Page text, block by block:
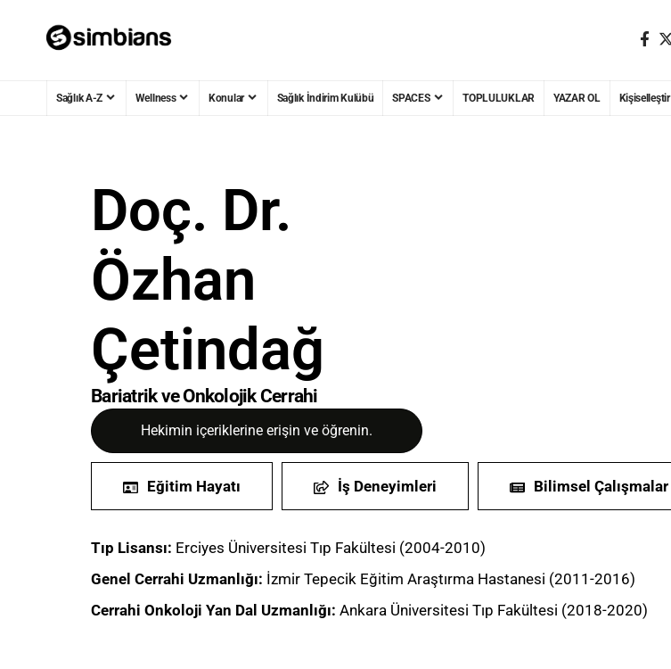
Sağlık A-Z Wellness Konular Sağlık İndirim Kulübü SPACES TOPLULUKLAR YAZAR OL Kişiselleştir
Doç. Dr.
Özhan
Çetindağ
Bariatrik ve Onkolojik Cerrahi
Hekimin içeriklerine erişin ve öğrenin.
Eğitim Hayatı İş Deneyimleri Bilimsel Çalışmalar
Tıp Lisansı: Erciyes Üniversitesi Tıp Fakültesi (2004-2010)
Genel Cerrahi Uzmanlığı: İzmir Tepecik Eğitim Araştırma Hastanesi (2011-2016)
Cerrahi Onkoloji Yan Dal Uzmanlığı: Ankara Üniversitesi Tıp Fakültesi (2018-2020)